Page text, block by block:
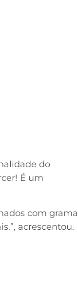
do
É um
com grama
acrescentou.